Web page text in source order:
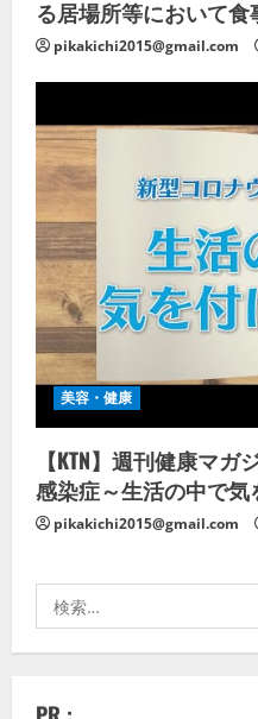
る居場所等において
pikakichi2015@gmail.com
美容・健康
【KTN】週刊健康マ
感染症～生活の中で気
pikakichi2015@gmail.com
索: